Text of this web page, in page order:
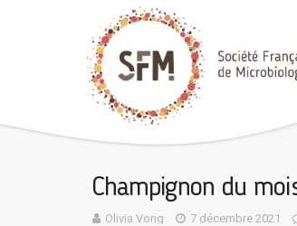
Champignon du
Olivia Vong 7 décembre 2021